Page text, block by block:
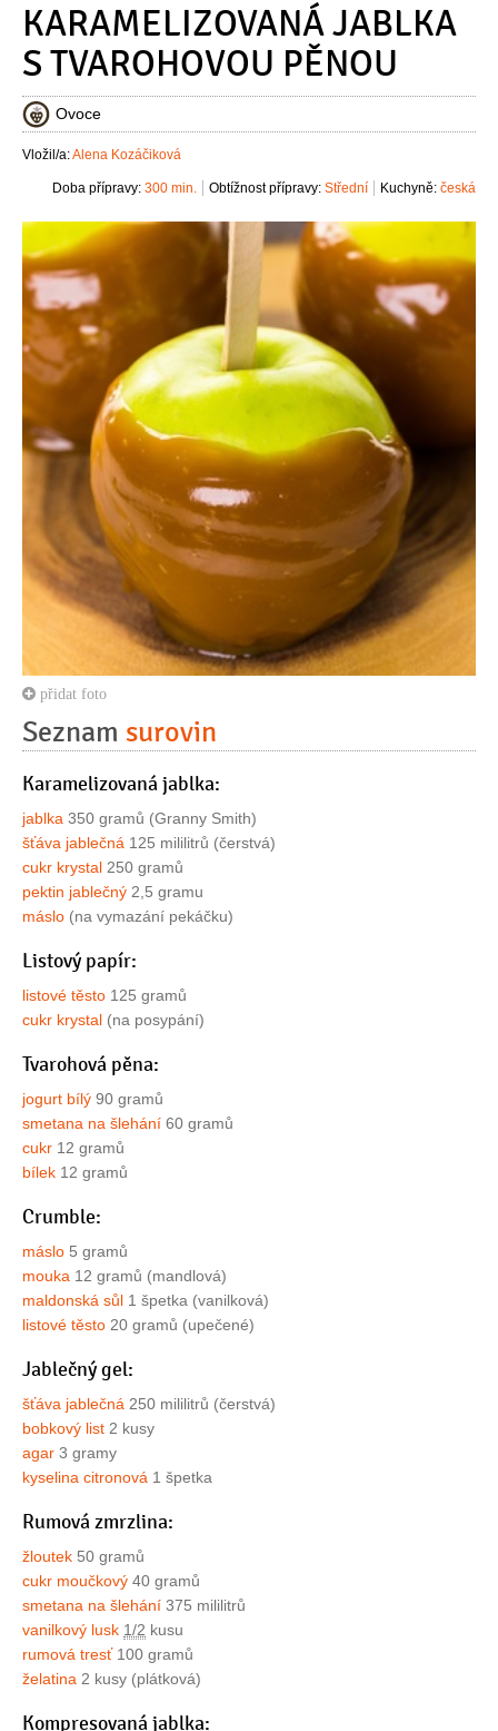
KARAMELIZOVANÁ JABLKA
S TVAROHOVOU PĚNOU
Ovoce
Vložil/a:Alena Kozáčiková
Kuchyně: česká
Obtížnost přípravy: Střední
Doba přípravy: 300 min.
přidat foto
Seznam surovin
Karamelizovaná jablka:
jablka 350 gramů (Granny Smith)
šťáva jablečná 125 mililitrů (čerstvá)
cukr krystal 250 gramů
pektin jablečný 2,5 gramu
máslo (na vymazání pekáčku)
Listový papír:
listové těsto 125 gramů
cukr krystal (na posypání)
Tvarohová pěna:
jogurt bílý 90 gramů
smetana na šlehání 60 gramů
cukr 12 gramů
bílek 12 gramů
Crumble:
máslo 5 gramů
mouka 12 gramů (mandlová)
maldonská sůl 1 špetka (vanilková)
listové těsto 20 gramů (upečené)
Jablečný gel:
šťáva jablečná 250 mililitrů (čerstvá)
bobkový list 2 kusy
agar 3 gramy
kyselina citronová 1 špetka
Rumová zmrzlina:
žloutek 50 gramů
cukr moučkový 40 gramů
smetana na šlehání 375 mililitrů
vanilkový lusk 1/2 kusu
rumová tresť100 gramů
želatina 2 kusy (plátková)
Kompresovaná jablka: